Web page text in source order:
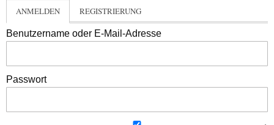
ANMELDEN REGISTRIERUNG
Benutzername oder E-Mail-Adresse
Passwort